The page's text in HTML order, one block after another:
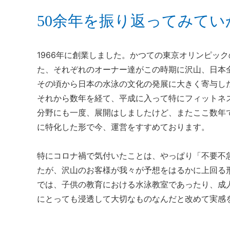
50余年を振り返ってみて
1966年に創業しました。かつての東京オリンピッ
た、それぞれのオーナー達がこの時期に沢山、日
その頃から日本の水泳の文化の発展に大きく寄与
それから数年を経て、平成に入って特にフィット
分野にも一度、展開はしましたけど、またここ数
に特化した形で今、運営をすすめております。
特にコロナ禍で気付いたことは、やっぱり「不要
たが、沢山のお客様が我々が予想をはるかに上回
では、子供の教育における水泳教室であったり、
にとっても浸透して大切なものなんだと改めて実